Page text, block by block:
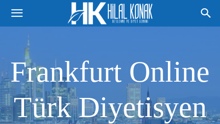
Frankfurt Online
Türk Diyetisyen